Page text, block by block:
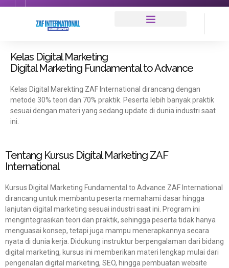
Kelas Digital Marketing
Digital Marketing Fundamental to Advance
Kelas Digital Marekting ZAF International dirancang dengan
metode 30% teori dan 70% praktik. Peserta lebih banyak praktik
sesuai dengan materi yang sedang update di dunia industri saat
ini.
Tentang Kursus Digital Marketing ZAF
International
Kursus Digital Marketing Fundamental to Advance ZAF International
dirancang untuk membantu peserta memahami dasar hingga
lanjutan digital marketing sesuai industri saat ini. Program ini
mengintegrasikan teori dan praktik, sehingga peserta tidak hanya
menguasai konsep, tetapi juga mampu menerapkannya secara
nyata di dunia kerja. Didukung instruktur berpengalaman dari bidang
digital marketing, kursus ini memberikan materi lengkap mulai dari
pengenalan digital marketing, SEO, hingga pembuatan website